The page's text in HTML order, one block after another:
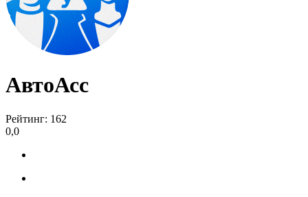
АвтоАсс
Рейтинг: 162
0,0